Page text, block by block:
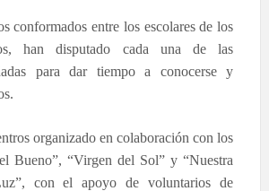
conformados entre los escolares de los
han disputado cada una de las
para dar tiempo a conocerse y
organizado en colaboración con los
Bueno”, “Virgen del Sol” y “Nuestra
con el apoyo de voluntarios de